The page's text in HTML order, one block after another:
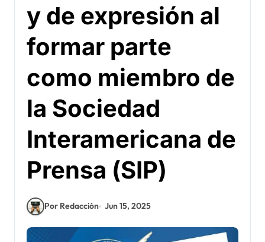
y de expresión al
formar parte
como miembro de
la Sociedad
Interamericana de
Prensa (SIP)
Por Redacción Jun 15, 2025